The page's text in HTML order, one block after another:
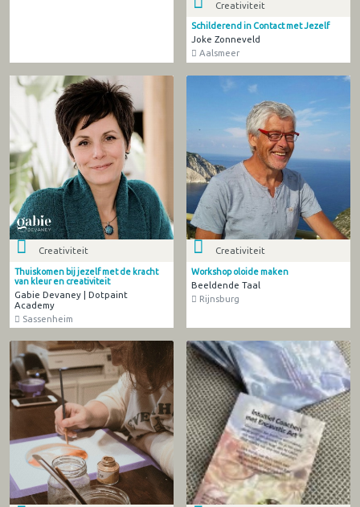
Creativiteit
Schilderend in Contact met Jezelf
Joke Zonneveld
Aalsmeer
Creativiteit
Thuiskomen bij jezelf met de kracht
van kleur en creativiteit
Gabie Devaney | Dotpaint
Academy
Sassenheim
Creativiteit
Workshop oloide maken
Beeldende Taal
Rijnsburg